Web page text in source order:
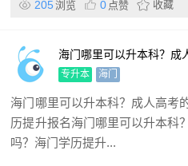
205 浏览 0 点赞 收藏
海门哪里可以升本科？成
公务员承认吗？海门学历提
专升本 海门
海门哪里可以升本科？成人高考
历提升报名海门哪里可以升本科
吗？海门学历提升...